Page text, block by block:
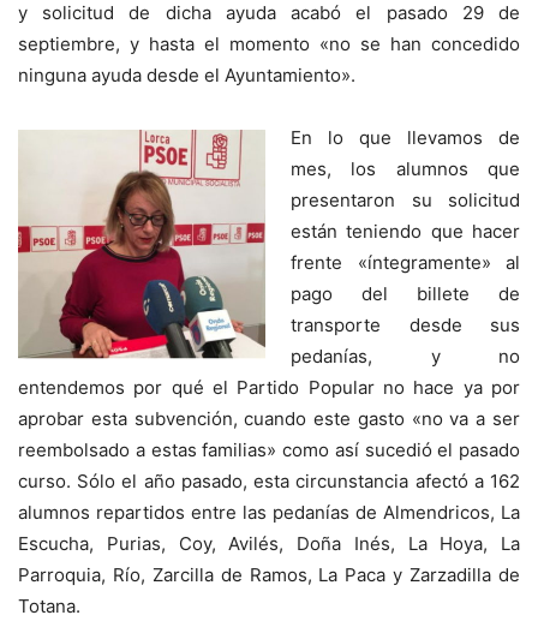
y solicitud de dicha ayuda acabó el pasado 29 de
septiembre, y hasta el momento «no se han concedido
ninguna ayuda desde el Ayuntamiento».
En lo que llevamos de
mes, los alumnos que
presentaron su solicitud
están teniendo que hacer
frente «íntegramente» al
pago del billete de
transporte desde sus
pedanías, y no
entendemos por qué el Partido Popular no hace ya por
aprobar esta subvención, cuando este gasto «no va a ser
reembolsado a estas familias» como así sucedió el pasado
curso. Sólo el año pasado, esta circunstancia afectó a 162
alumnos repartidos entre las pedanías de Almendricos, La
Escucha, Purias, Coy, Avilés, Doña Inés, La Hoya, La
Parroquia, Río, Zarcilla de Ramos, La Paca y Zarzadilla de
Totana.